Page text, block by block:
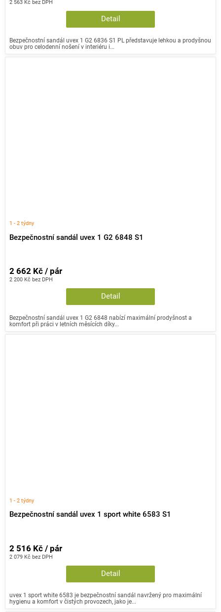
2 563 Kč bez DPH
Detail
Bezpečnostní sandál uvex 1 G2 6836 S1 PL představuje lehkou a prodyšnou
obuv pro celodenní nošení v interiéru i...
Bezpečnostní sandál uvex 1 G2 6848 S1
1 - 2 týdny
2 200 Kč bez DPH
2 662 Kč / pár
Detail
Bezpečnostní sandál uvex 1 G2 6848 nabízí maximální prodyšnost a
komfort při práci v letních měsících díky...
Bezpečnostní sandál uvex 1 sport white 6583 S1
1 - 2 týdny
2 079 Kč bez DPH
2 516 Kč / pár
Detail
uvex 1 sport white 6583 je bezpečnostní sandál navržený pro maximální
hygienu a komfort v čistých provozech, jako je...